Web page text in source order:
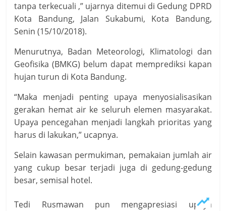
tanpa terkecuali ,” ujarnya ditemui di Gedung DPRD
Kota Bandung, Jalan Sukabumi, Kota Bandung,
Senin (15/10/2018).
Menurutnya, Badan Meteorologi, Klimatologi dan
Geofisika (BMKG) belum dapat memprediksi kapan
hujan turun di Kota Bandung.
“Maka menjadi penting upaya menyosialisasikan
gerakan hemat air ke seluruh elemen masyarakat.
Upaya pencegahan menjadi langkah prioritas yang
harus di lakukan,” ucapnya.
Selain kawasan permukiman, pemakaian jumlah air
yang cukup besar terjadi juga di gedung-gedung
besar, semisal hotel.
Tedi Rusmawan pun mengapresiasi upaya